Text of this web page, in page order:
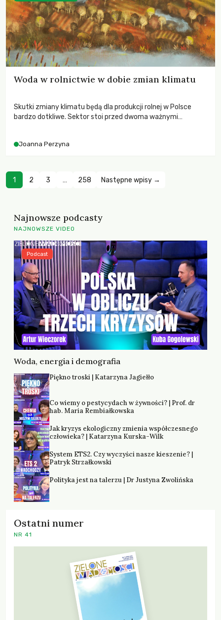
Woda w rolnictwie w dobie zmian klimatu
Skutki zmiany klimatu będą dla produkcji rolnej w Polsce
bardzo dotkliwe. Sektor stoi przed dwoma ważnymi
zachodzących zmian klimatycznych. Wymagać to będzie
Joanna Perzyna
1 2 3 … 258 Następne wpisy →
Najnowsze podcasty
NAJNOWSZE VIDEO
Woda, energia i demografia
Podcast
Piękno troski | Katarzyna Jagiełło
Co wiemy o pestycydach w żywności? | Prof. dr
hab. Maria Rembiałkowska
Jak kryzys ekologiczny zmienia współczesnego
człowieka? | Katarzyna Kurska-Wilk
System ETS2. Czy wyczyści nasze kieszenie? |
Patryk Strzałkowski
Polityka jest na talerzu | Dr Justyna Zwolińska
Ostatni numer
NR 41